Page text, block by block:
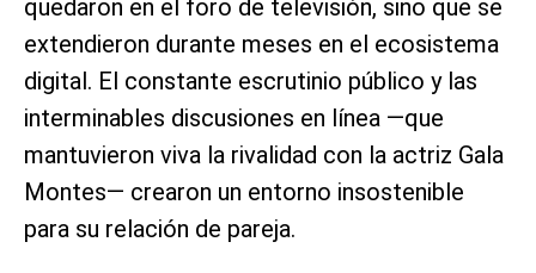
quedaron en el foro de televisión, sino que se
extendieron durante meses en el ecosistema
digital. El constante escrutinio público y las
interminables discusiones en línea —que
mantuvieron viva la rivalidad con la actriz Gala
Montes— crearon un entorno insostenible
para su relación de pareja.